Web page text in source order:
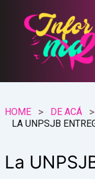
contenido
HOME
DE ACÁ
La